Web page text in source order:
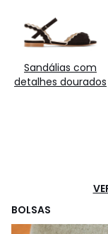
Sandálias com
detalhes dourados
BOLSAS